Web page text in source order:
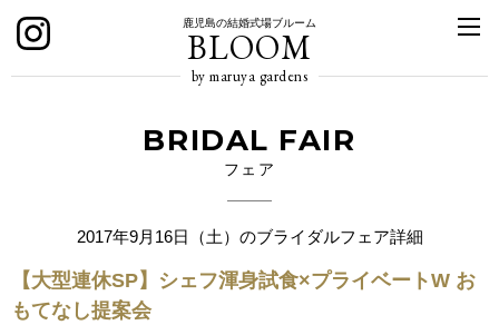
鹿児島の結婚式場ブルーム
BLOOM
by maruya gardens
BRIDAL FAIR
フェア
2017年9月16日（土）のブライダルフェア詳細
【大型連休SP】シェフ渾身試食×プライベートW お
もてなし提案会